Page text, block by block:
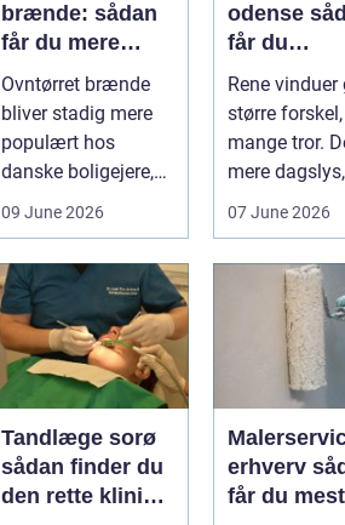
brænde: sådan
får du mere
varme for
pengene
Ovntørret brænde
bliver stadig mere
populært hos
danske boligejere,
og det er ikke uden
09 June 2026
odense sådan
får du
skinnende
ruder året
Rene vinduer
større forskel,
mange tror.
mere
boligen eller
07 June 2026
Tandlæge sorø
sådan finder du
den rette klinik
erhverv sådan
får du mest